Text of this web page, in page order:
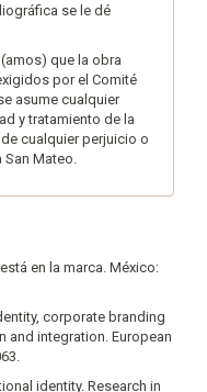
se le dé
que la obra
por el Comité
asume cualquier
y tratamiento de la
cualquier perjuicio o
San Mateo.
en la marca. México:
corporate branding
and integration. European
identity. Research in